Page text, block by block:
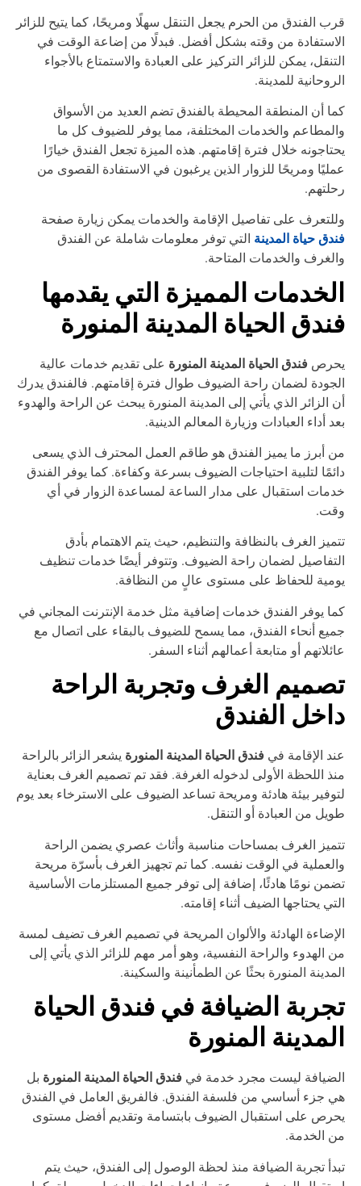
الفندق من الحرم يجعل التنقل سهلًا ومريحًا، كما يتيح للزائر
من وقته بشكل أفضل. فبدلًا من إضاعة الوقت في
يمكن للزائر التركيز على العبادة والاستمتاع بالأجواء
للمدينة.
أن المنطقة المحيطة بالفندق تضم العديد من الأسواق
والخدمات المختلفة، مما يوفر للضيوف كل ما
خلال فترة إقامتهم. هذه الميزة تجعل الفندق خيارًا
ومريحًا للزوار الذين يرغبون في الاستفادة القصوى من
على تفاصيل الإقامة والخدمات يمكن زيارة صفحة
حياة المدينةالتي توفر معلومات شاملة عن الفندق
والخدمات المتاحة.
المميزة التي يقدمها
الحياة المدينة المنورة
فندق الحياة المدينة المنورةعلى تقديم خدمات عالية
لضمان راحة الضيوف طوال فترة إقامتهم. فالفندق يدرك
الزائر الذي يأتي إلى المدينة المنورة يبحث عن الراحة والهدوء
أداء العبادات وزيارة المعالم الدينية.
أبرز ما يميز الفندق هو طاقم العمل المحترف الذي يسعى
لتلبية احتياجات الضيوف بسرعة وكفاءة. كما يوفر الفندق
استقبال على مدار الساعة لمساعدة الزوار في أي
الغرف بالنظافة والتنظيم، حيث يتم الاهتمام بأدق
لضمان راحة الضيوف. وتتوفر أيضًا خدمات تنظيف
للحفاظ على مستوى عالٍ من النظافة.
يوفر الفندق خدمات إضافية مثل خدمة الإنترنت المجاني في
أنحاء الفندق، مما يسمح للضيوف بالبقاء على اتصال مع
أو متابعة أعمالهم أثناء السفر.
الغرف وتجربة الراحة
الفندق
الإقامة في فندق الحياة المدينة المنورةيشعر الزائر بالراحة
اللحظة الأولى لدخوله الغرفة. فقد تم تصميم الغرف بعناية
بيئة هادئة ومريحة تساعد الضيوف على الاسترخاء بعد يوم
من العبادة أو التنقل.
الغرف بمساحات مناسبة وأثاث عصري يضمن الراحة
في الوقت نفسه. كما تم تجهيز الغرف بأسرّة مريحة
نومًا هادئًا، إضافة إلى توفر جميع المستلزمات الأساسية
يحتاجها الضيف أثناء إقامته.
الهادئة والألوان المريحة في تصميم الغرف تضيف لمسة
الهدوء والراحة النفسية، وهو أمر مهم للزائر الذي يأتي إلى
المنورة بحثًا عن الطمأنينة والسكينة.
الضيافة في فندق الحياة
المنورة
ليست مجرد خدمة في فندق الحياة المدينة المنورةبل
جزء أساسي من فلسفة الفندق. فالفريق العامل في الفندق
على استقبال الضيوف بابتسامة وتقديم أفضل مستوى
الخدمة.
تجربة الضيافة منذ لحظة الوصول إلى الفندق، حيث يتم